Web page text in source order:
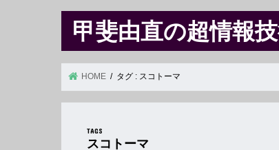
甲斐由直の超情報
HOME タグ : スコトーマ
スコトーマ